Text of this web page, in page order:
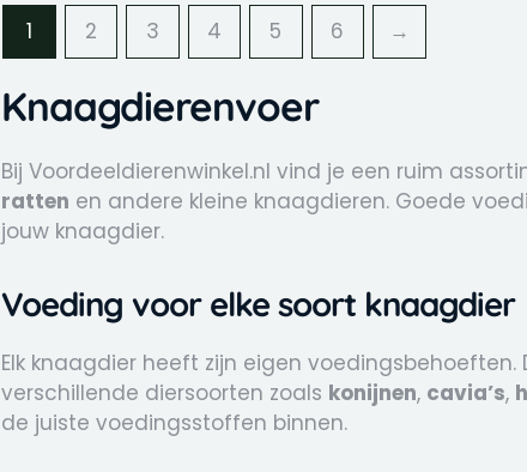
1
2 3 4 5 6 →
Knaagdierenvoer
Bij Voordeeldierenwinkel.nl vind je een ruim
ratten en andere kleine knaagdieren. Goede
jouw knaagdier.
Voeding voor elke soort knaagdier
Elk knaagdier heeft zijn eigen
verschillende diersoorten zoals konijnen, cavia’s,
de juiste voedingsstoffen binnen.